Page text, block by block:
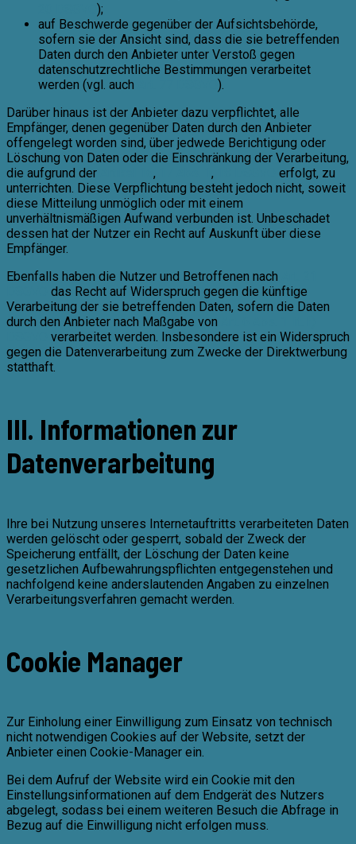
);
auf Beschwerde gegenüber der Aufsichtsbehörde,
sofern sie der Ansicht sind, dass die sie betreffenden
Daten durch den Anbieter unter Verstoß gegen
datenschutzrechtliche Bestimmungen verarbeitet
werden (vgl. auch
).
Darüber hinaus ist der Anbieter dazu verpflichtet, alle
Empfänger, denen gegenüber Daten durch den Anbieter
offengelegt worden sind, über jedwede Berichtigung oder
Löschung von Daten oder die Einschränkung der Verarbeitung,
die aufgrund der
, ,
erfolgt, zu
unterrichten. Diese Verpflichtung besteht jedoch nicht, soweit
diese Mitteilung unmöglich oder mit einem
unverhältnismäßigen Aufwand verbunden ist. Unbeschadet
dessen hat der Nutzer ein Recht auf Auskunft über diese
Empfänger.
Ebenfalls haben die Nutzer und Betroffenen nach
das Recht auf Widerspruch gegen die künftige
Verarbeitung der sie betreffenden Daten, sofern die Daten
durch den Anbieter nach Maßgabe von
verarbeitet werden. Insbesondere ist ein Widerspruch
gegen die Datenverarbeitung zum Zwecke der Direktwerbung
statthaft.
III. Informationen zur
Datenverarbeitung
Ihre bei Nutzung unseres Internetauftritts verarbeiteten Daten
werden gelöscht oder gesperrt, sobald der Zweck der
Speicherung entfällt, der Löschung der Daten keine
gesetzlichen Aufbewahrungspflichten entgegenstehen und
nachfolgend keine anderslautenden Angaben zu einzelnen
Verarbeitungsverfahren gemacht werden.
Cookie Manager
Zur Einholung einer Einwilligung zum Einsatz von technisch
nicht notwendigen Cookies auf der Website, setzt der
Anbieter einen Cookie-Manager ein.
Bei dem Aufruf der Website wird ein Cookie mit den
Einstellungsinformationen auf dem Endgerät des Nutzers
abgelegt, sodass bei einem weiteren Besuch die Abfrage in
Bezug auf die Einwilligung nicht erfolgen muss.